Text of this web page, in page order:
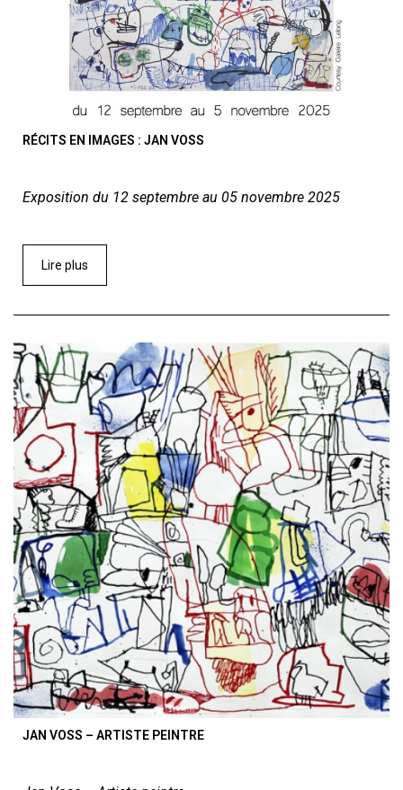
RÉCITS EN IMAGES : JAN VOSS
Exposition du 12 septembre au 05 novembre 2025
Lire plus
JAN VOSS – ARTISTE PEINTRE